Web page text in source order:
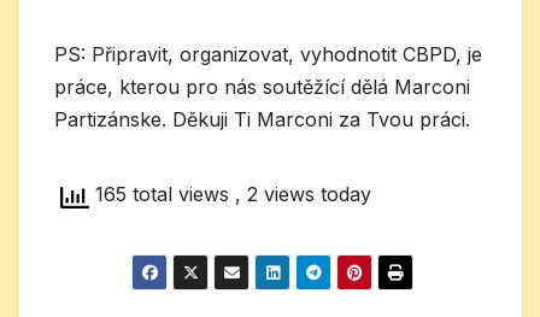
PS: Připravit, organizovat, vyhodnotit CBPD, je
práce, kterou pro nás soutěžící dělá Marconi
Partizánske. Děkuji Ti Marconi za Tvou práci.
165 total views , 2 views today